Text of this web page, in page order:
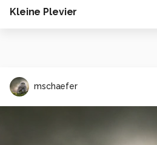
Kleine Plevier
mschaefer